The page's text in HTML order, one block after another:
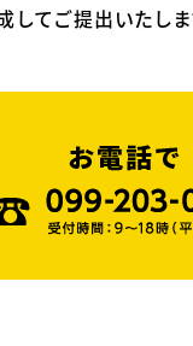
てご提出いたしま